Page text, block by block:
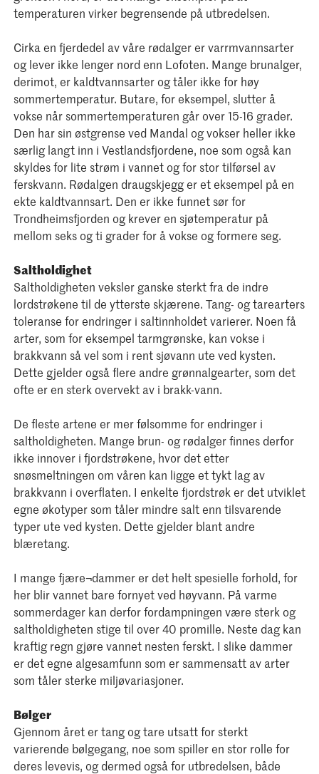
temperaturen virker begrensende på utbredelsen.
Cirka en fjerdedel av våre rødalger er varrmvannsarter
og lever ikke lenger nord enn Lofoten. Mange brunalger,
derimot, er kaldtvannsarter og tåler ikke for høy
sommertemperatur. Butare, for eksempel, slutter å
vokse når sommertemperaturen går over 15-16 grader.
Den har sin østgrense ved Mandal og vokser heller ikke
særlig langt inn i Vestlandsfjordene, noe som også kan
skyldes for lite strøm i vannet og for stor tilførsel av
ferskvann. Rødalgen draugskjegg er et eksempel på en
ekte kaldtvannsart. Den er ikke funnet sør for
Trondheimsfjorden og krever en sjøtemperatur på
mellom seks og ti grader for å vokse og formere seg.
Saltholdighet
Saltholdigheten veksler ganske sterkt fra de indre
lordstrøkene til de ytterste skjærene. Tang- og tarearters
toleranse for endringer i saltinnholdet varierer. Noen få
arter, som for eksempel tarmgrønske, kan vokse i
brakkvann så vel som i rent sjøvann ute ved kysten.
Dette gjelder også flere andre grønnalgearter, som det
ofte er en sterk overvekt av i brakk-vann.
De fleste artene er mer følsomme for endringer i
saltholdigheten. Mange brun- og rødalger finnes derfor
ikke innover i fjordstrøkene, hvor det etter
snøsmeltningen om våren kan ligge et tykt lag av
brakkvann i overflaten. I enkelte fjordstrøk er det utviklet
egne økotyper som tåler mindre salt enn tilsvarende
typer ute ved kysten. Dette gjelder blant andre
blæretang.
I mange fjære¬dammer er det helt spesielle forhold, for
her blir vannet bare fornyet ved høyvann. På varme
sommerdager kan derfor fordampningen være sterk og
saltholdigheten stige til over 40 promille. Neste dag kan
kraftig regn gjøre vannet nesten ferskt. I slike dammer
er det egne algesamfunn som er sammensatt av arter
som tåler sterke miljøvariasjoner.
Bølger
Gjennom året er tang og tare utsatt for sterkt
varierende bølgegang, noe som spiller en stor rolle for
deres levevis, og dermed også for utbredelsen, både